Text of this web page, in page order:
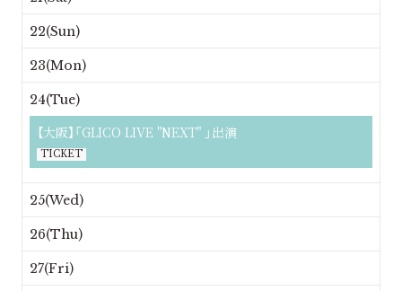
22(Sun)
23(Mon)
24(Tue)
【大阪】「GLICO LIVE "NEXT" 」出演
TICKET
25(Wed)
26(Thu)
27(Fri)